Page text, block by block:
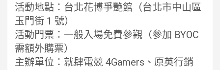
活動地點：台北花博爭艷館（台北市中山區
玉門街 1 號）
活動門票：一般入場免費參觀（參加 BYOC
需額外購票）
主辦單位：就肆電競 4Gamers、原英行銷